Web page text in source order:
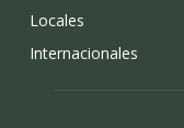
Locales
Internacionales